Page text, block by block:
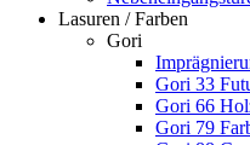
Lasuren / Farben
Gori
Gori 33
Gori 66
Gori 79